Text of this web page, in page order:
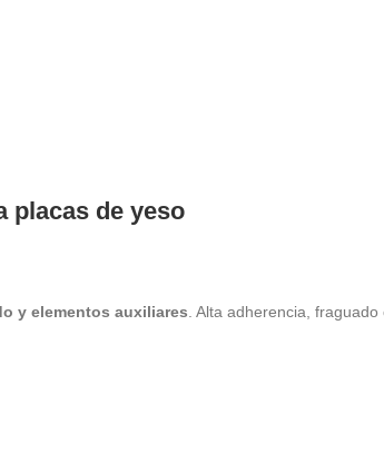
placas de yeso
y elementos auxiliares. Alta adherencia,